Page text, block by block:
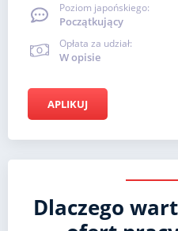
Poziom japońskiego:
Początkujący
Opłata za udział:
W opisie
APLIKUJ
Dlaczego